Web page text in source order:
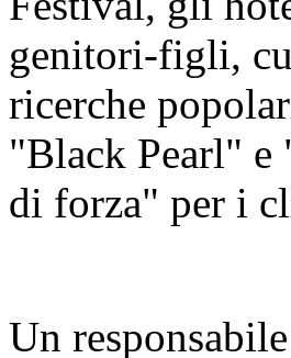
genitori-figli,
ricerche
"Black Pearl" e
di forza" per i
Un